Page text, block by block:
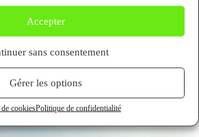
Accepter
sans consentement
Gérer les options
cookiesPolitique de confidentialité
Mai 2023
4 mai 2023